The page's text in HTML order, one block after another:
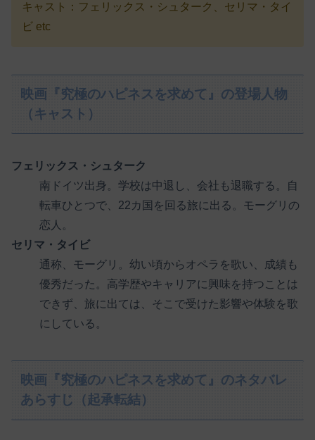
キャスト：フェリックス・シュターク、セリマ・タイ
ビ etc
映画『究極のハピネスを求めて』の登場人物
（キャスト）
フェリックス・シュターク
南ドイツ出身。学校は中退し、会社も退職する。自
転車ひとつで、22カ国を回る旅に出る。モーグリの
恋人。
セリマ・タイビ
通称、モーグリ。幼い頃からオペラを歌い、成績も
優秀だった。高学歴やキャリアに興味を持つことは
できず、旅に出ては、そこで受けた影響や体験を歌
にしている。
映画『究極のハピネスを求めて』のネタバレ
あらすじ（起承転結）